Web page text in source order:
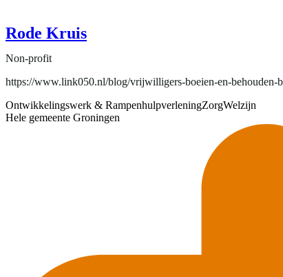
Rode Kruis
Non-profit
https://www.link050.nl/blog/vrijwilligers-boeien-en-behouden-
Ontwikkelingswerk & RampenhulpverleningZorgWelzijn
Hele gemeente Groningen